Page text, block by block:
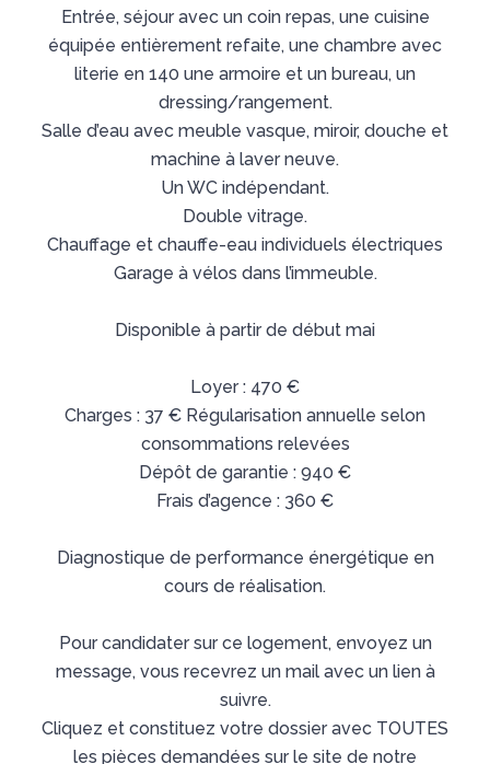
Entrée, séjour avec un coin repas, une cuisine
équipée entièrement refaite, une chambre avec
literie en 140 une armoire et un bureau, un
dressing/rangement.
Salle d’eau avec meuble vasque, miroir, douche et
machine à laver neuve.
Un WC indépendant.
Double vitrage.
Chauffage et chauffe-eau individuels électriques
Garage à vélos dans l’immeuble.
Disponible à partir de début mai
Loyer : 470 €
Charges : 37 € Régularisation annuelle selon
consommations relevées
Dépôt de garantie : 940 €
Frais d’agence : 360 €
Diagnostique de performance énergétique en
cours de réalisation.
Pour candidater sur ce logement, envoyez un
message, vous recevrez un mail avec un lien à
suivre.
Cliquez et constituez votre dossier avec TOUTES
les pièces demandées sur le site de notre